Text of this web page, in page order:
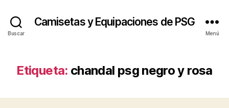
Buscar
Camisetas y Equipaciones de PSG
Menú
Etiqueta: chandal psg negro y rosa